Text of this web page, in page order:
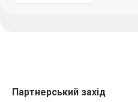
Партнерський захід